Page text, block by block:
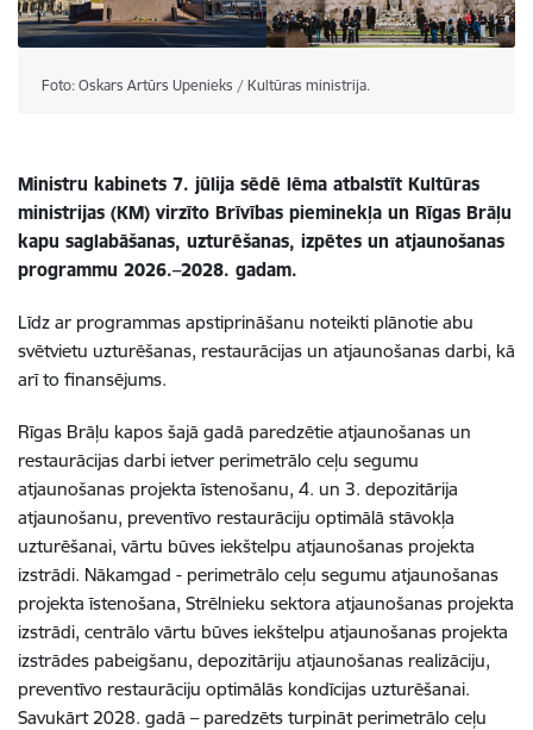
Foto: Oskars Artūrs Upenieks / Kultūras ministrija.
Ministru kabinets 7. jūlija sēdē lēma atbalstīt Kultūras
ministrijas (KM) virzīto Brīvības pieminekļa un Rīgas Brāļu
kapu saglabāšanas, uzturēšanas, izpētes un atjaunošanas
programmu 2026.–2028. gadam.
Līdz ar programmas apstiprināšanu noteikti plānotie abu
svētvietu uzturēšanas, restaurācijas un atjaunošanas darbi, kā
arī to finansējums.
Rīgas Brāļu kapos šajā gadā paredzētie atjaunošanas un
restaurācijas darbi ietver perimetrālo ceļu segumu
atjaunošanas projekta īstenošanu, 4. un 3. depozitārija
atjaunošanu, preventīvo restaurāciju optimālā stāvokļa
uzturēšanai, vārtu būves iekštelpu atjaunošanas projekta
izstrādi. Nākamgad - perimetrālo ceļu segumu atjaunošanas
projekta īstenošana, Strēlnieku sektora atjaunošanas projekta
izstrādi, centrālo vārtu būves iekštelpu atjaunošanas projekta
izstrādes pabeigšanu, depozitāriju atjaunošanas realizāciju,
preventīvo restaurāciju optimālās kondīcijas uzturēšanai.
Savukārt 2028. gadā – paredzēts turpināt perimetrālo ceļu